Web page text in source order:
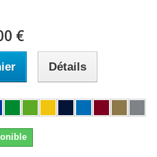
€
Détails